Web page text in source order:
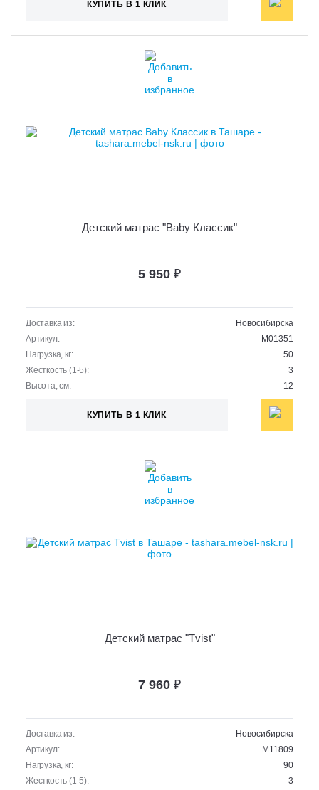
КУПИТЬ В 1 КЛИК
Детский матрас "Baby Классик"
5 950 ₽
Доставка из:
Новосибирска
Артикул:
M01351
Нагрузка, кг:
50
Жесткость (1-5):
3
Высота, см:
12
КУПИТЬ В 1 КЛИК
Детский матрас "Tvist"
7 960 ₽
Доставка из:
Новосибирска
Артикул:
M11809
Нагрузка, кг:
90
Жесткость (1-5):
3